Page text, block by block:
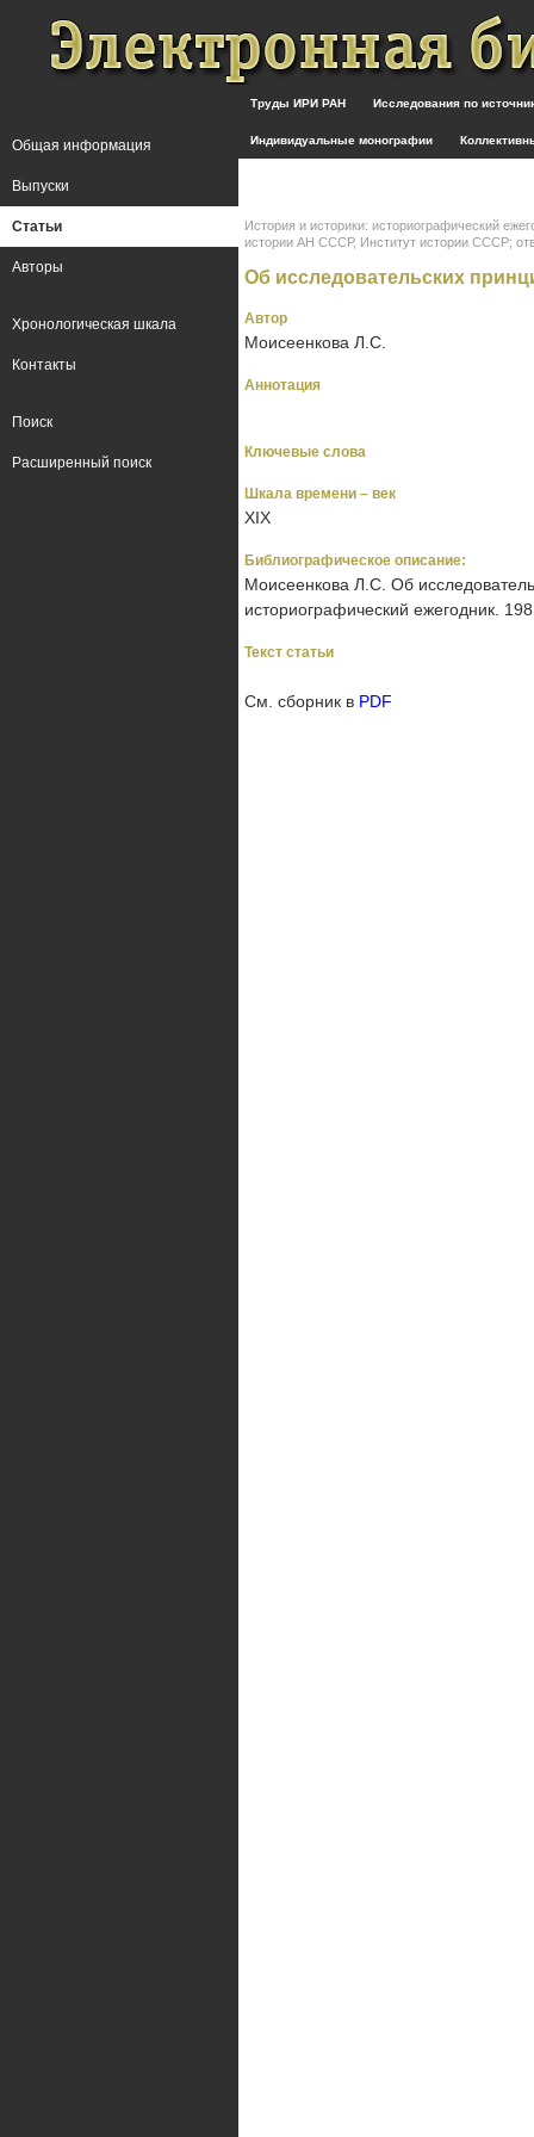
Труды ИРИ РАН Исследования по
Индивидуальные монографии
История и историки: историографический
истории АН СССР, Институт истории СССР;
Об исследовательских
Автор
Моисеенкова Л.С.
Аннотация
Ключевые слова
Шкала времени – век
XIX
Библиографическое описание:
Моисеенкова Л.С. Об
историографический ежегодник.
Текст статьи
См. сборник в PDF
Общая информация
Выпуски
Статьи
Авторы
Хронологическая шкала
Контакты
Поиск
Расширенный поиск